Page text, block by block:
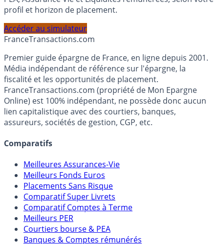
Calculez la répartition théorique de votre capital entre
PEA, Assurance Vie et Liquidités rémunérées, selon votre
profil et horizon de placement.
FranceTransactions.com
Premier guide épargne de France, en ligne depuis 2001.
Média indépendant de référence sur l'épargne, la
fiscalité et les opportunités de placement.
FranceTransactions.com (propriété de Mon Epargne
Online) est 100% indépendant, ne possède donc aucun
lien capitalistique avec des courtiers, banques,
assureurs, sociétés de gestion, CGP, etc.
Comparatifs
Meilleures Assurances-Vie
Meilleurs Fonds Euros
Placements Sans Risque
Comparatif Super Livrets
Comparatif Comptes à Terme
Meilleurs PER